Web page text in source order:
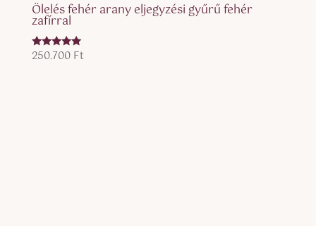
Ölelés fehér arany eljegyzési gyűrű fehér
zafírral
Értékelés:
250.700 Ft